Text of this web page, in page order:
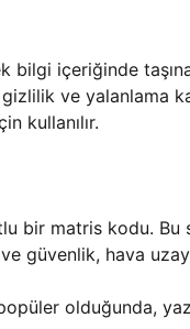
bilgi içeriğinde
ve yalanlama
kullanılır.
bir matris kodu. Bu
güvenlik, hava
olduğunda,